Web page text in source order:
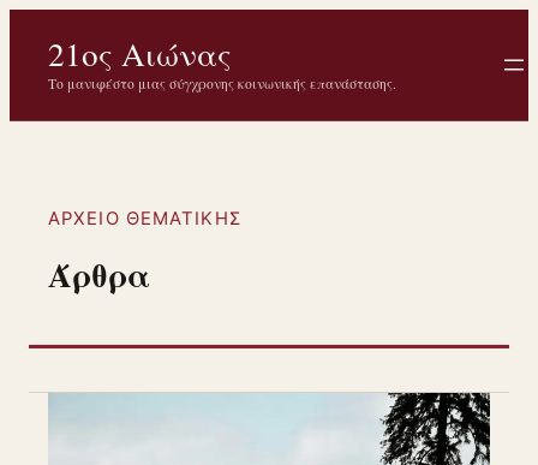
περιεχόμενο
21ος Αιώνας
Το μανιφέστο μιας σύγχρονης κοινωνικής επανάστασης.
ΑΡΧΕΊΟ ΘΕΜΑΤΙΚΉΣ
Άρθρα